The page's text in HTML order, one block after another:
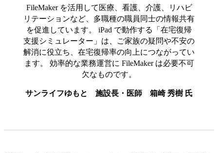
FileMaker を活用して医療、看護、介護、リハビ
リテーションなど、多職種の職員同士の情報共有
を促進しています。 iPad で動作する「在宅復帰
支援シミュレーター」は、ご家族の疑問や不安の
解消に役立ち、在宅復帰率の向上につながってい
ます。 効率的な業務運営に FileMaker は必要不可
欠なものです。
サンライフゆもと 施設長・医師 箱崎 秀樹 氏